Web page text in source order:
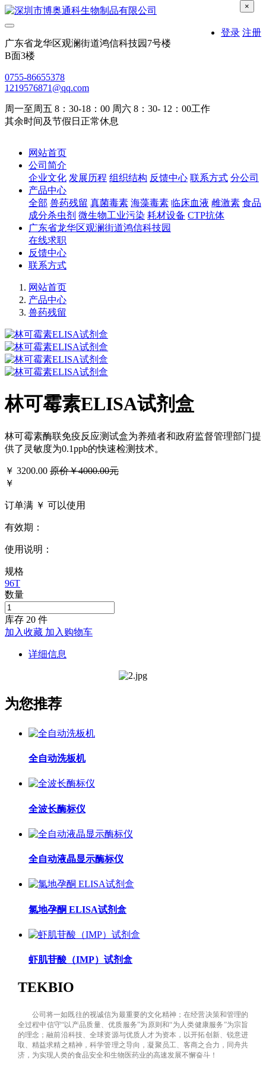
登录 注册
广东省龙华区观澜街道鸿信科技园7号楼
B面3楼
0755-86655378
1219576871@qq.com
周一至周五 8：30-18：00 周六 8：30- 12：00工作
其余时间及节假日正常休息
网站首页
公司简介
企业文化 发展历程 组织结构 反馈中心 联系方式 分公司
产品中心
全部 兽药残留 真菌毒素 海藻毒素 临床血液 雌激素 食品
成分杀虫剂 微生物工业污染 耗材设备 CTP抗体
广东省龙华区观澜街道鸿信科技园
在线求职
反馈中心
联系方式
网站首页
产品中心
兽药残留
林可霉素ELISA试剂盒
林可霉素酶联免疫反应测试盒为养殖者和政府监督管理部门提
供了灵敏度为0.1ppb的快速检测技术。
￥ 3200.00 原价￥4000.00元
×
￥
订单满 ￥ 可以使用
有效期：
使用说明：
规格
96T
数量
库存 20 件
加入收藏 加入购物车
详细信息
为您推荐
全自动洗板机
全波长酶标仪
全自动液晶显示酶标仪
氯地孕酮 ELISA试剂盒
虾肌苷酸（IMP）试剂盒
TEKBIO
公司将一如既往的视诚信为最重要的文化精神；在经营决策和管理的
全过程中信守“以产品质量、优质服务”为原则和“为人类健康服务”为宗旨
的理念；融前沿科技、全球资源与优质人才为资本，以开拓创新、锐意进
取、精益求精之精神，科学管理之导向，凝聚员工、客商之合力，同舟共
济，为实现人类的食品安全和生物医药业的高速发展不懈奋斗！